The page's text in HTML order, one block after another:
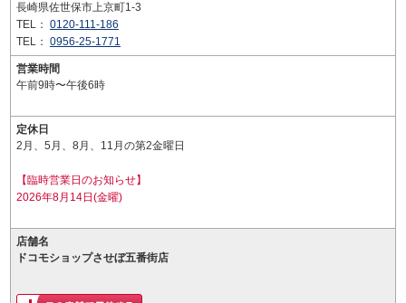
長崎県佐世保市上京町1-3
TEL： 0120-111-186
TEL： 0956-25-1771
営業時間
午前9時〜午後6時
定休日
2月、5月、8月、11月の第2金曜日
【臨時営業日のお知らせ】
2026年8月14日(金曜)
店舗名
ドコモショップさせぼ五番街店